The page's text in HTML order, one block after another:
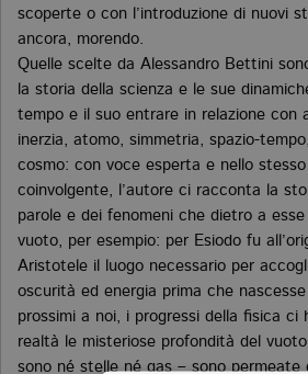
scoperte o con l’introduzione di nuovi
ancora, morendo.
Quelle scelte da Alessandro Bettini
la storia della scienza e le sue
tempo e il suo entrare in relazione con
inerzia, atomo, simmetria, spazio-
cosmo: con voce esperta e nello
coinvolgente, l’autore ci racconta la
parole e dei fenomeni che dietro a
vuoto, per esempio: per Esiodo fu
Aristotele il luogo necessario per
oscurità ed energia prima che
prossimi a noi, i progressi della fisica ci
realtà le misteriose profondità del
sono né stelle né gas – sono permeate